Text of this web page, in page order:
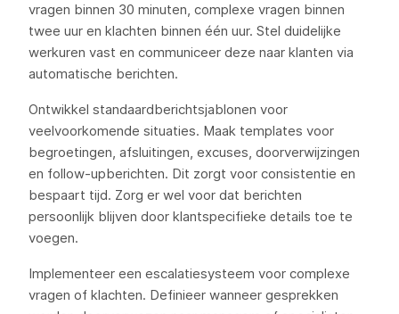
vragen binnen 30 minuten, complexe vragen binnen
twee uur en klachten binnen één uur. Stel duidelijke
werkuren vast en communiceer deze naar klanten via
automatische berichten.
Ontwikkel standaardberichtsjablonen voor
veelvoorkomende situaties. Maak templates voor
begroetingen, afsluitingen, excuses, doorverwijzingen
en follow-upberichten. Dit zorgt voor consistentie en
bespaart tijd. Zorg er wel voor dat berichten
persoonlijk blijven door klantspecifieke details toe te
voegen.
Implementeer een escalatiesysteem voor complexe
vragen of klachten. Definieer wanneer gesprekken